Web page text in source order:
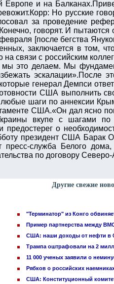
Европе и на
Но русские
за проведение
говорят. И
февраля [после бегства
заключается в том,
на связи с российским
это делаем. Мы
эскалации».После
генерал Демпси
США выполнить
шаги по аннексии
США.«Он дал ясно
вкупе с шагами
предостерег о
президент США
пресс-служба Белого
по договору Северо-
Другие свежие
"Терминатор" из Конго
Пример партнерства между
США: наши доходы от нефти в
Трампа оштрафовали на 2
11 000 ученых заявили о
Рябков о российских
США: Конституционный